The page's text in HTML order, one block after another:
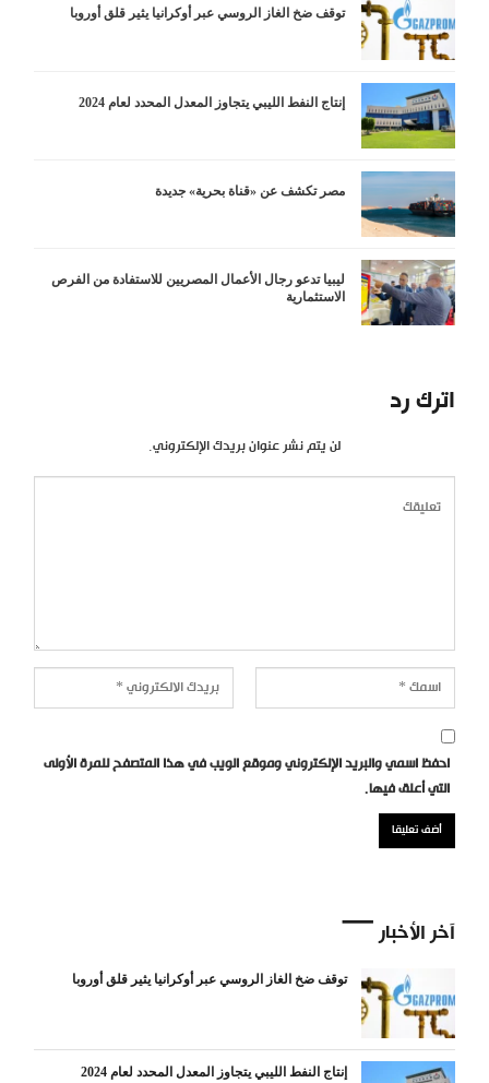
توقف ضخ الغاز الروسي عبر أوكرانيا يثير قلق أوروبا
إنتاج النفط الليبي يتجاوز المعدل المحدد لعام 2024
مصر تكشف عن «قناة بحرية» جديدة
ليبيا تدعو رجال الأعمال المصريين للاستفادة من الفرص
الاستثمارية
اترك رد
لن يتم نشر عنوان بريدك الإلكتروني.
احفظ اسمي والبريد الإلكتروني وموقع الويب في هذا المتصفح للمرة الأولى
التي أعلق فيها.
آخر الأخبار
توقف ضخ الغاز الروسي عبر أوكرانيا يثير قلق أوروبا
إنتاج النفط الليبي يتجاوز المعدل المحدد لعام 2024